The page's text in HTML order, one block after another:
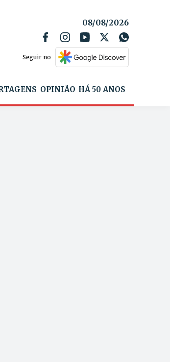
08/08/2026
Seguir no
OPINIÃO HÁ 50 ANOS